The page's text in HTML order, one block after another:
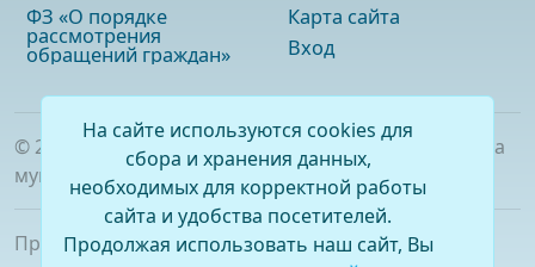
ФЗ «О порядке
рассмотрения
обращений граждан»
Карта сайта
Вход
© 2026
. Официальный сайт Думы городского округа
муниципального образования «город Саянск»
При полном или частичном использовании
На сайте используются cookies для
сбора и хранения данных,
необходимых для корректной работы
сайта и удобства посетителей.
Продолжая использовать наш сайт, Вы